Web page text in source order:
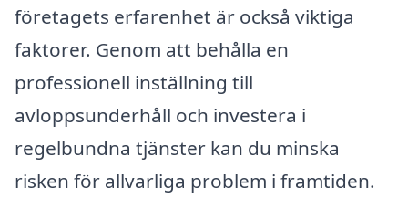
företagets erfarenhet är också viktiga
faktorer. Genom att behålla en
professionell inställning till
avloppsunderhåll och investera i
regelbundna tjänster kan du minska
risken för allvarliga problem i framtiden.